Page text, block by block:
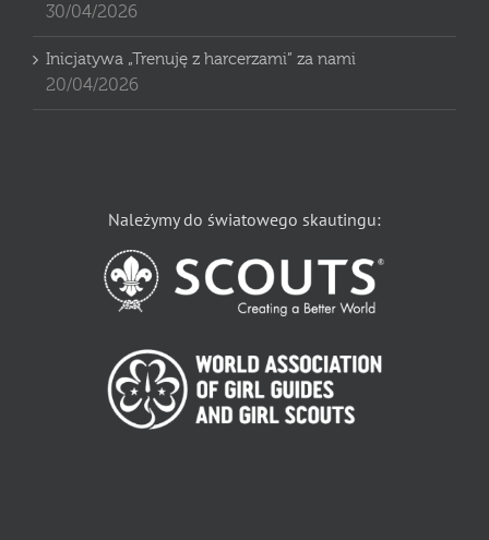
30/04/2026
Inicjatywa „Trenuję z harcerzami” za nami
20/04/2026
Należymy do światowego skautingu: